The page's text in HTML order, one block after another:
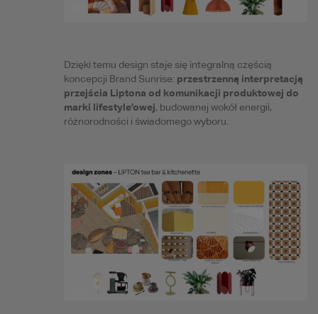
Dzięki temu design staje się integralną częścią
koncepcji Brand Sunrise: przestrzenną interpretacją
przejścia Liptona od komunikacji produktowej do
marki lifestyle’owej, budowanej wokół energii,
różnorodności i świadomego wyboru.